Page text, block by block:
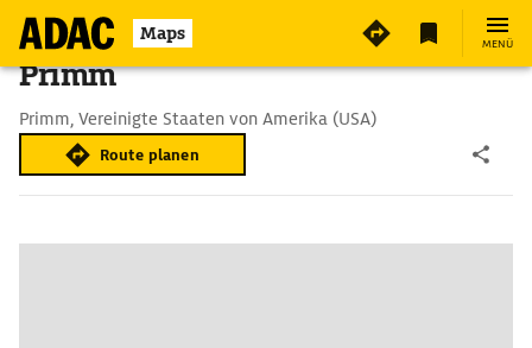
Maps MENÜ
Primm
Primm, Vereinigte Staaten von Amerika (USA)
Route planen